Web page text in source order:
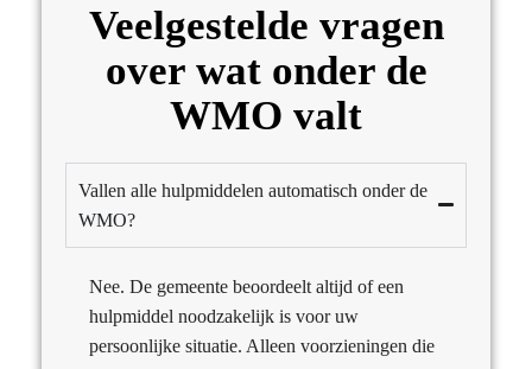
Veelgestelde vragen
over wat onder de
WMO valt
Vallen alle hulpmiddelen automatisch onder de
WMO?
Nee. De gemeente beoordeelt altijd of een
hulpmiddel noodzakelijk is voor uw
persoonlijke situatie. Alleen voorzieningen die